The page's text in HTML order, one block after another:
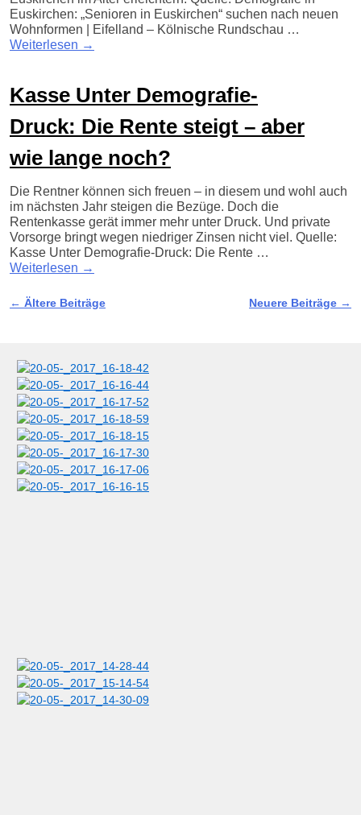
Euskirchen: „Senioren in Euskirchen“ suchen nach neuen
Wohnformen | Eifelland – Kölnische Rundschau …
Weiterlesen →
Kasse Unter Demografie-
Druck: Die Rente steigt – aber
wie lange noch?
Die Rentner können sich freuen – in diesem und wohl auch
im nächsten Jahr steigen die Bezüge. Doch die
Rentenkasse gerät immer mehr unter Druck. Und private
Vorsorge bringt wegen niedriger Zinsen nicht viel. Quelle:
Kasse Unter Demografie-Druck: Die Rente …
Weiterlesen →
Artikelnavigation
← Ältere Beiträge Neuere Beiträge →